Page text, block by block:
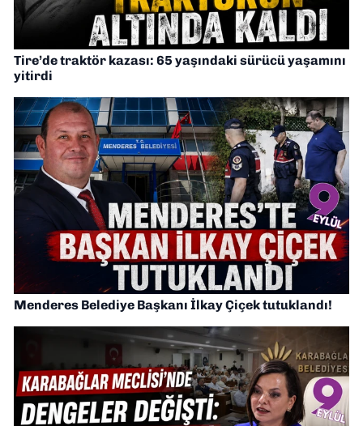
Tire’de traktör kazası: 65 yaşındaki sürücü yaşamını
yitirdi
Menderes Belediye Başkanı İlkay Çiçek tutuklandı!